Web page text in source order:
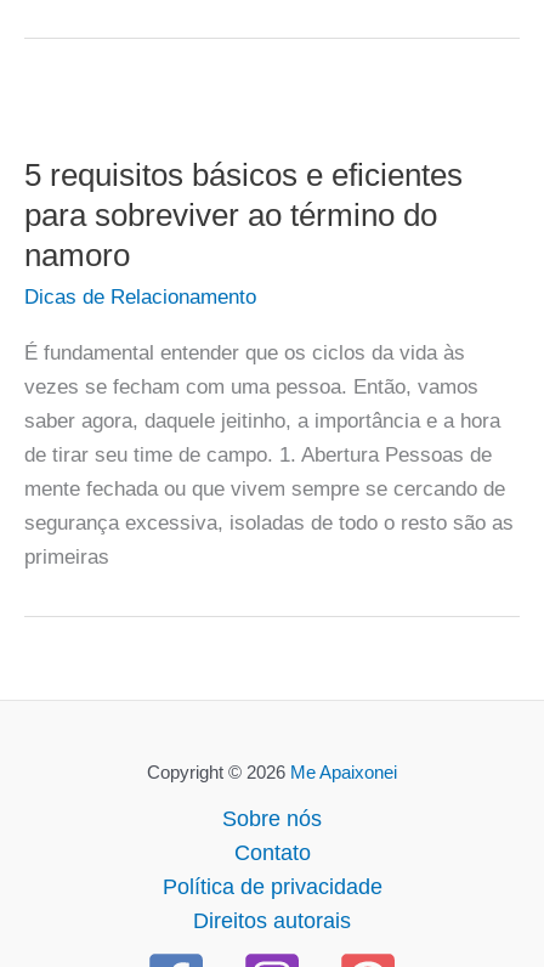
5 requisitos básicos e eficientes
para sobreviver ao término do
namoro
Dicas de Relacionamento
É fundamental entender que os ciclos da vida às
vezes se fecham com uma pessoa. Então, vamos
saber agora, daquele jeitinho, a importância e a hora
de tirar seu time de campo. 1. Abertura Pessoas de
mente fechada ou que vivem sempre se cercando de
segurança excessiva, isoladas de todo o resto são as
primeiras
Copyright © 2026 Me Apaixonei
Sobre nós
Contato
Política de privacidade
Direitos autorais